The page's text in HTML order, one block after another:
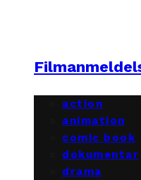
action
animation
comic book
dokumentar
drama